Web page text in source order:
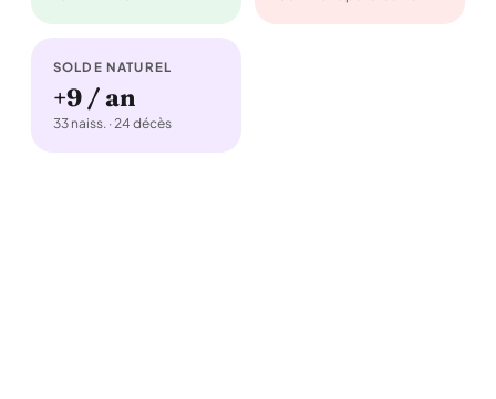
SOLDE NATUREL
+9 / an
33 naiss. · 24 décès